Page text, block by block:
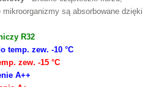
są absorbowane dzięki
R32
temp. zew. -10 °C
zew. -15 °C
A++